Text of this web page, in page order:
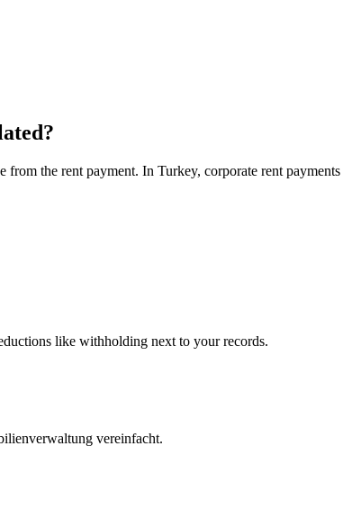
the rent payment. In Turkey, corporate rent
like withholding next to your records.
vereinfacht.